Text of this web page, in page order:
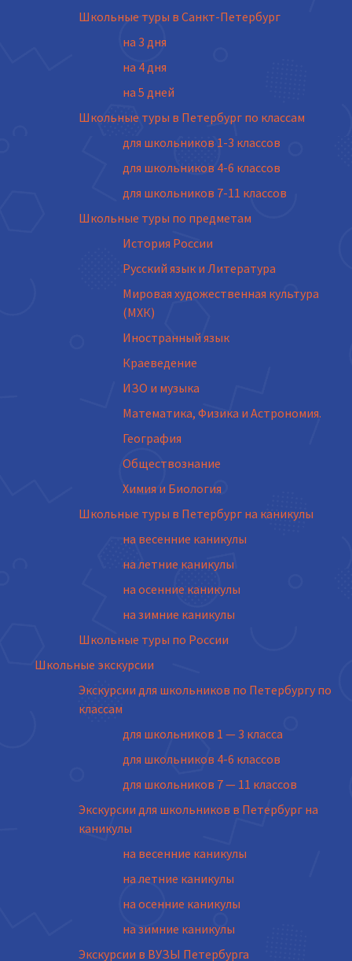
Школьные туры в Санкт-Петербург
на 3 дня
на 4 дня
на 5 дней
Школьные туры в Петербург по классам
для школьников 1-3 классов
для школьников 4-6 классов
для школьников 7-11 классов
Школьные туры по предметам
История России
Русский язык и Литература
Мировая художественная культура
(МХК)
Иностранный язык
Краеведение
ИЗО и музыка
Математика, Физика и Астрономия.
География
Обществознание
Химия и Биология
Школьные туры в Петербург на каникулы
на весенние каникулы
на летние каникулы
на осенние каникулы
на зимние каникулы
Школьные туры по России
Школьные экскурсии
Экскурсии для школьников по Петербургу по
классам
для школьников 1 — 3 класса
для школьников 4-6 классов
для школьников 7 — 11 классов
Экскурсии для школьников в Петербург на
каникулы
на весенние каникулы
на летние каникулы
на осенние каникулы
на зимние каникулы
Экскурсии в ВУЗЫ Петербурга